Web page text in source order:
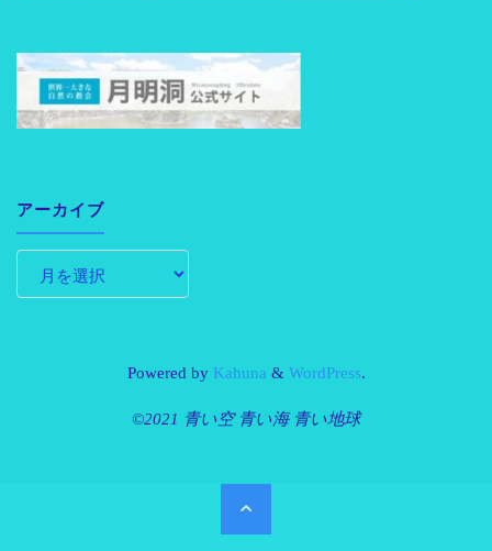
アーカイブ
Powered byKahuna & WordPress.
©2021 青い空 青い海 青い地球